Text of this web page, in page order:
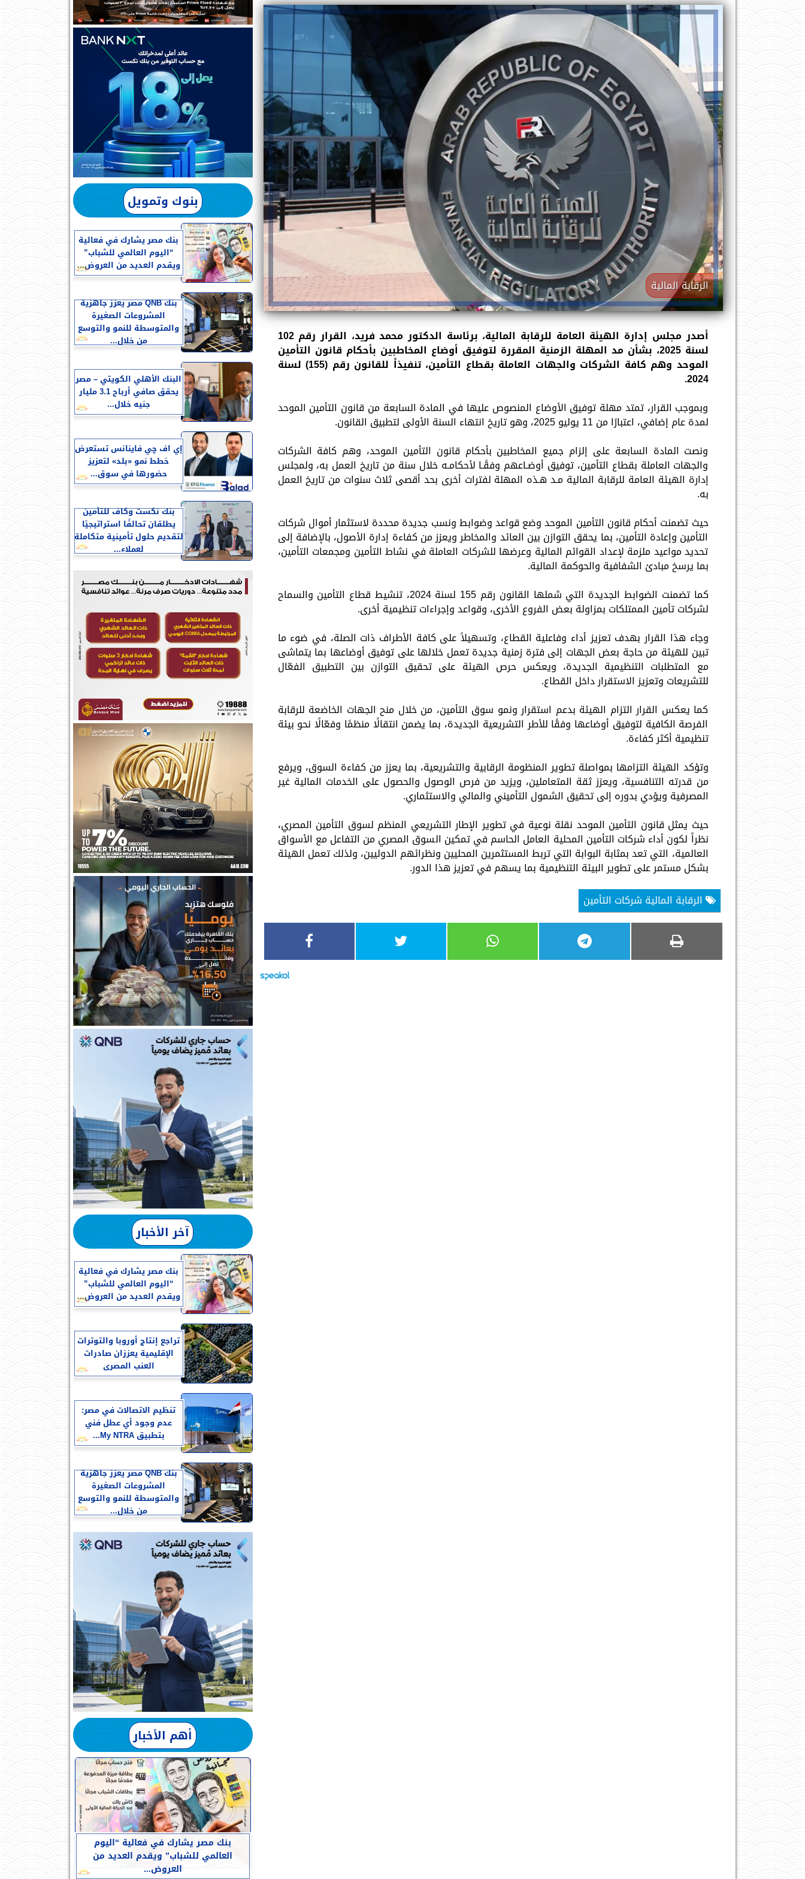
الرقابة المالية
أصدر مجلس إدارة الهيئة العامة للرقابة المالية، برئاسة الدكتور محمد فريد، القرار رقم 102
لسنة 2025، بشأن مد المهلة الزمنية المقررة لتوفيق أوضاع المخاطبين بأحكام قانون التأمين
الموحد وهم كافة الشركات والجهات العاملة بقطاع التأمين، تنفيذاً للقانون رقم (155) لسنة
2024.
وبموجب القرار، تمتد مهلة توفيق الأوضاع المنصوص عليها في المادة السابعة من قانون التأمين الموحد
لمدة عام إضافي، اعتبارًا من 11 يوليو 2025، وهو تاريخ انتهاء السنة الأولى لتطبيق القانون.
ونصت المادة السابعة على إلزام جميع المخاطبين بأحكام قانون التأمين الموحد، وهم كافة الشركات
والجهات العاملة بقطاع التأمين، توفيق أوضـاعهم وفقًـا لأحكامـه خلال سنة من تاريخ العمل به، ولمجلس
إدارة الهيئة العامة للرقابة المالية مـد هـذه المهلة لفترات أخرى بحد أقصى ثلاث سنوات من تاريخ العمل
به.
حيث تضمنت أحكام قانون التأمين الموحد وضع قواعد وضوابط ونسب جديدة محددة لاستثمار أموال شركات
التأمين وإعادة التأمين، بما يحقق التوازن بين العائد والمخاطر ويعزز من كفاءة إدارة الأصول، بالإضافة إلى
تحديد مواعيد ملزمة لإعداد القوائم المالية وعرضها للشركات العاملة في نشاط التأمين ومجمعات التأمين،
بما يرسخ مبادئ الشفافية والحوكمة المالية.
كما تضمنت الضوابط الجديدة التي شملها القانون رقم 155 لسنة 2024، تنشيط قطاع التأمين والسماح
لشركات تأمين الممتلكات بمزاولة بعض الفروع الأخرى، وقواعد وإجراءات تنظيمية أخرى.
وجاء هذا القرار بهدف تعزيز أداء وفاعلية القطاع، وتسهيلاً على كافة الأطراف ذات الصلة، في ضوء ما
تبين للهيئة من حاجة بعض الجهات إلى فترة زمنية جديدة تعمل خلالها على توفيق أوضاعها بما يتماشى
مع المتطلبات التنظيمية الجديدة، ويعكس حرص الهيئة على تحقيق التوازن بين التطبيق الفعّال
للتشريعات وتعزيز الاستقرار داخل القطاع.
كما يعكس القرار التزام الهيئة بدعم استقرار ونمو سوق التأمين، من خلال منح الجهات الخاضعة للرقابة
الفرصة الكافية لتوفيق أوضاعها وفقًا للأطر التشريعية الجديدة، بما يضمن انتقالًا منظمًا وفعّالًا نحو بيئة
تنظيمية أكثر كفاءة.
وتؤكد الهيئة التزامها بمواصلة تطوير المنظومة الرقابية والتشريعية، بما يعزز من كفاءة السوق، ويرفع
من قدرته التنافسية، ويعزز ثقة المتعاملين، ويزيد من فرص الوصول والحصول على الخدمات المالية غير
المصرفية ويؤدي بدوره إلى تحقيق الشمول التأميني والمالي والاستثماري.
حيث يمثل قانون التأمين الموحد نقلة نوعية في تطوير الإطار التشريعي المنظم لسوق التأمين المصري،
نظراً لكون أداء شركات التأمين المحلية العامل الحاسم في تمكين السوق المصري من التفاعل مع الأسواق
العالمية، التي تعد بمثابة البوابة التي تربط المستثمرين المحليين ونظرائهم الدوليين، ولذلك تعمل الهيئة
بشكل مستمر على تطوير البيئة التنظيمية بما يسهم في تعزيز هذا الدور.
الرقابة المالية شركات التأمين
بنوك وتمويل
بنك مصر يشارك في فعالية
“اليوم العالمي للشباب”
ويقدم العديد من العروض...
بنك QNB مصر يعزز جاهزية
المشروعات الصغيرة
والمتوسطة للنمو والتوسع
من خلال...
البنك الأهلي الكويتي – مصر
يحقق صافي أرباح 3.1 مليار
جنيه خلال...
إي اف چي فاينانس تستعرض
خطط نمو «بلد» لتعزيز
حضورها في سوق...
بنك نكست وكاف للتأمين
يطلقان تحالفًا استراتيجيًا
لتقديم حلول تأمينية متكاملة
لعملاء...
آخر الأخبار
بنك مصر يشارك في فعالية
“اليوم العالمي للشباب”
ويقدم العديد من العروض...
تراجع إنتاج أوروبا والتوترات
الإقليمية يعززان صادرات
العنب المصرى
تنظيم الاتصالات في مصر:
عدم وجود أي عطل فني
بتطبيق My NTRA...
بنك QNB مصر يعزز جاهزية
المشروعات الصغيرة
والمتوسطة للنمو والتوسع
من خلال...
أهم الأخبار
بنك مصر يشارك في فعالية “اليوم
العالمي للشباب” ويقدم العديد من
العروض...